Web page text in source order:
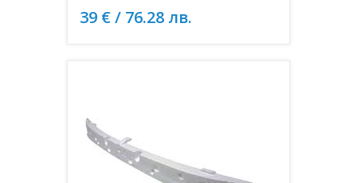
39 € / 76.28 лв.